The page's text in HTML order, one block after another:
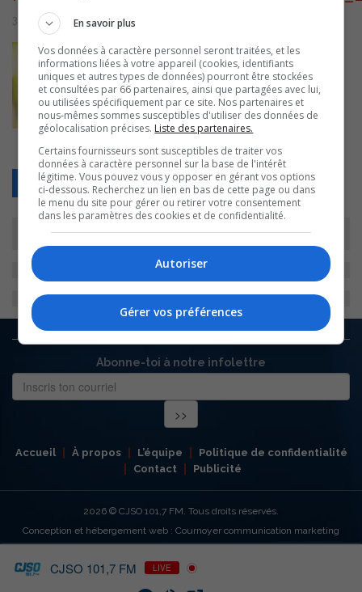
3 octobre 2016 | Par Équipe CJSO
Retour
Abonne-toi à notre infolettre
Accueil À propos L’équipe
Politique de confidentialité
Contact
Publicité
2026 © CJSO 101,7 FM. Tous droits réservés.
Conception et hébergement web : Cournoyer communication marketing
CJSO 101,7 FM LIVE
En savoir plus
Vos données à caractère personnel seront traitées, et les
informations liées à votre appareil (cookies, identifiants
uniques et autres types de données) pourront être stockées
et consultées par 66 partenaires, ainsi que partagées avec lui,
ou utilisées spécifiquement par ce site. Nos partenaires et
nous-mêmes sommes susceptibles d'utiliser des données de
géolocalisation précises. Liste des partenaires.
Certains fournisseurs sont susceptibles de traiter vos
données à caractère personnel sur la base de l'intérêt
légitime. Vous pouvez vous y opposer en gérant vos options
ci-dessous. Recherchez un lien en bas de cette page ou dans
le menu du site pour gérer ou retirer votre consentement
dans les paramètres des cookies et de confidentialité.
Autoriser
Gérer vos préférences